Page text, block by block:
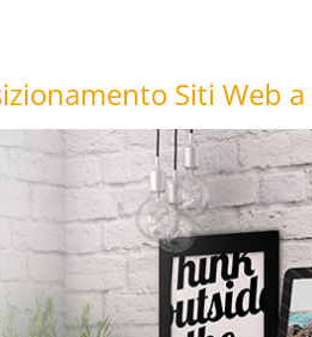
Siti Web